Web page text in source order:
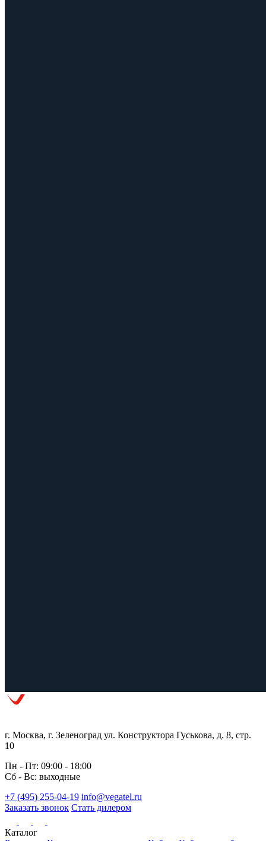
г. Москва, г. Зеленоград ул. Конструктора Гуськова, д. 8, стр.
10
Пн - Пт: 09:00 - 18:00
Сб - Вс: выходные
+7 (495) 255-04-19 info@vegatel.ru
Заказать звонок Стать дилером
Каталог